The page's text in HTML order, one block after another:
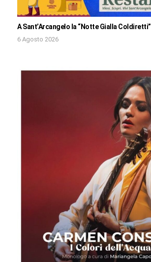
A Sant’Arcangelo la “Notte Gialla Coldiretti”
6 Agosto 2026